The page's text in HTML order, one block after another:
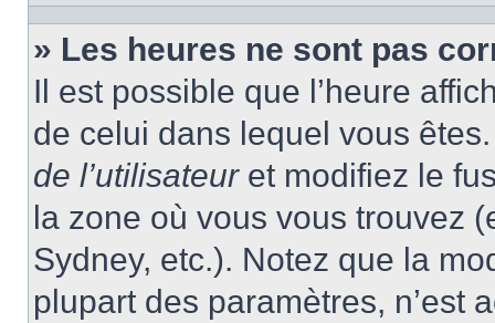
» Les heures ne sont pas
Il est possible que l’heure
de celui dans lequel vous
de l’utilisateuret modifiez le
la zone où vous vous trouvez
Sydney, etc.). Notez que la
plupart des paramètres, n’est